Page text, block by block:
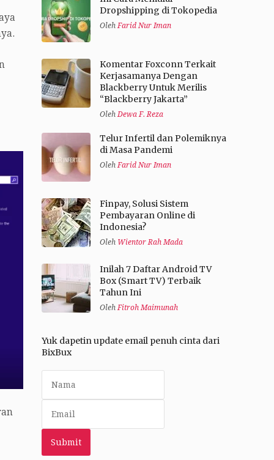
Dropshipping di Tokopedia
OlehFarid Nur Iman
Komentar Foxconn Terkait
Kerjasamanya Dengan
Blackberry Untuk Merilis
“Blackberry Jakarta”
OlehDewa F. Reza
Telur Infertil dan Polemiknya
di Masa Pandemi
OlehFarid Nur Iman
Finpay, Solusi Sistem
Pembayaran Online di
Indonesia?
Oleh Wientor Rah Mada
Inilah 7 Daftar Android TV
Box (Smart TV) Terbaik
Tahun Ini
OlehFitroh Maimunah
Yuk dapetin update email penuh cinta dari
BixBux